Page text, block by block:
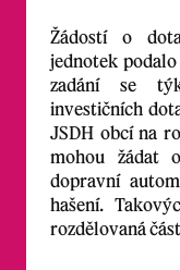
Žádostí o
jednotek
zadání se
investičních
JSDH obcí na
mohou žádat
dopravní
hašení.
rozdělovaná